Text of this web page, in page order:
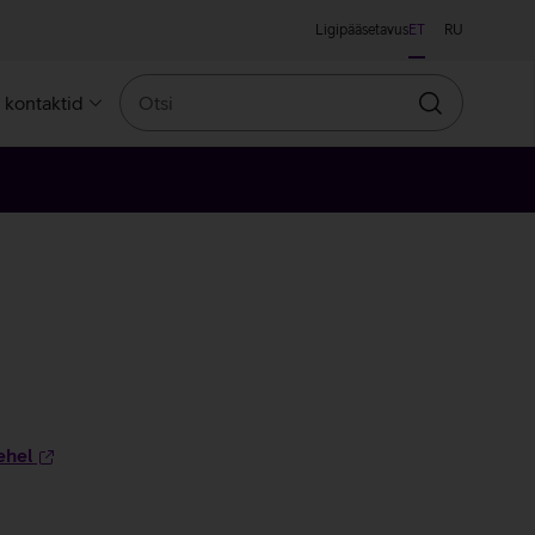
LigipääsetavusET RU
kontaktid
Otsin